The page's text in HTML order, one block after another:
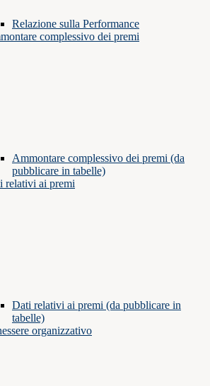
Relazione sulla Performance
complessivo dei premi
Ammontare complessivo dei premi (da
pubblicare in tabelle)
relativi ai premi
Dati relativi ai premi (da pubblicare in
tabelle)
organizzativo